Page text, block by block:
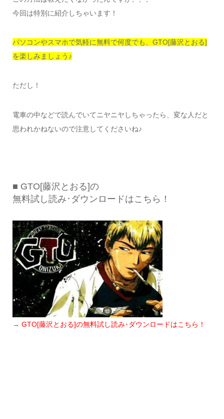
今回は特別に紹介しちゃいます！
パソコンやスマホで気軽に無料で何度でも、GTO[藤沢とおる]
を楽しみましょう♪
ただし！
電車の中などで読んでいてニヤニヤしちゃったら、変な人だと
思われかねないので注意してくださいね♪
■ GTO[藤沢とおる]の
無料試し読み･ダウンロードはこちら！
→ GTO[藤沢とおる]の無料試し読み･ダウンロードはこちら！